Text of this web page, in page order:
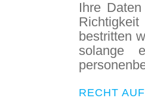
Ihre
bestritten
solange
RECHT